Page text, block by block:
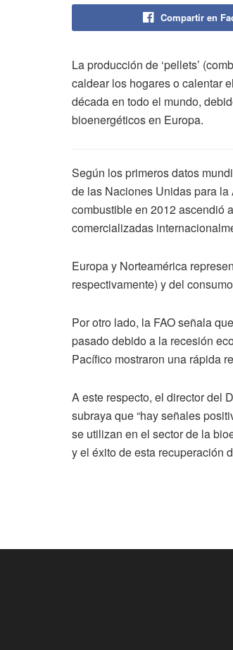
Compartir en
La producción de ‘pellets’
caldear los hogares o calentar
década en todo el mundo,
bioenergéticos en Europa.
Según los primeros datos
de las Naciones Unidas para
combustible en 2012 ascendió
comercializadas
Europa y Norteamérica
respectivamente) y del
Por otro lado, la FAO señala
pasado debido a la recesión
Pacífico mostraron una rápida
A este respecto, el director del
subraya que “hay señales
se utilizan en el sector de la
y el éxito de esta recuperación